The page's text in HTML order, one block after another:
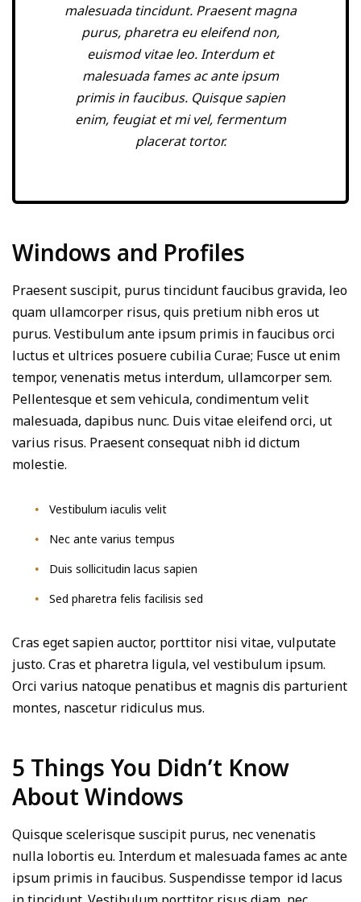
malesuada tincidunt. Praesent magna
purus, pharetra eu eleifend non,
euismod vitae leo. Interdum et
malesuada fames ac ante ipsum
primis in faucibus. Quisque sapien
enim, feugiat et mi vel, fermentum
placerat tortor.
Windows and Profiles
Praesent suscipit, purus tincidunt faucibus gravida, leo
quam ullamcorper risus, quis pretium nibh eros ut
purus. Vestibulum ante ipsum primis in faucibus orci
luctus et ultrices posuere cubilia Curae; Fusce ut enim
tempor, venenatis metus interdum, ullamcorper sem.
Pellentesque et sem vehicula, condimentum velit
malesuada, dapibus nunc. Duis vitae eleifend orci, ut
varius risus. Praesent consequat nibh id dictum
molestie.
Vestibulum iaculis velit
Nec ante varius tempus
Duis sollicitudin lacus sapien
Sed pharetra felis facilisis sed
Cras eget sapien auctor, porttitor nisi vitae, vulputate
justo. Cras et pharetra ligula, vel vestibulum ipsum.
Orci varius natoque penatibus et magnis dis parturient
montes, nascetur ridiculus mus.
5 Things You Didn’t Know
About Windows
Quisque scelerisque suscipit purus, nec venenatis
nulla lobortis eu. Interdum et malesuada fames ac ante
ipsum primis in faucibus. Suspendisse tempor id lacus